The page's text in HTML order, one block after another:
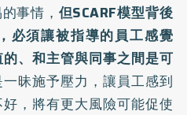
事情， 但SCARF模型背後
必須讓被指導的員工感覺
、和主管與同事之間是可
昧施予壓力，讓員工感到
，將有更大風險可能促使